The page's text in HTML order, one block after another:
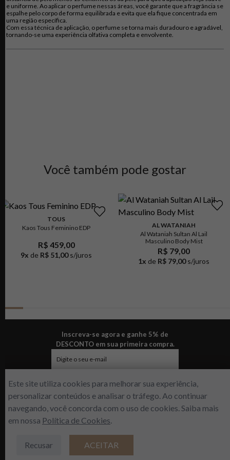
ADICIONAR À SACOLA
e uniforme. Ao aplicar o perfume nessas áreas, você garante que a fragrância se
espalhe pelo corpo de forma equilibrada e evita que ela fique concentrada em
uma região específica.
Com essa técnica de aplicação, o perfume se torna mais duradouro e agradável,
tornando-se uma experiência olfativa completa e envolvente.
Você também pode gostar
TOUS
Kaos Tous Feminino EDP
R$ 459,00
9x de R$ 51,00 s/juros
AL WATANIAH
Al Wataniah Sultan Al Lail
Masculino Body Mist
R$ 79,00
1x de R$ 79,00 s/juros
Este site utiliza cookies para melhorar sua experiência,
personalizar conteúdos e analisar o tráfego. Ao continuar
navegando, você concorda com o uso de cookies. Saiba mais
em nossa Política de Cookies.
Recusar ACEITAR
Inscreva-se agora e ganhe 5% de
DESCONTO em sua primeira compra.
ENVIAR
Fale conosco